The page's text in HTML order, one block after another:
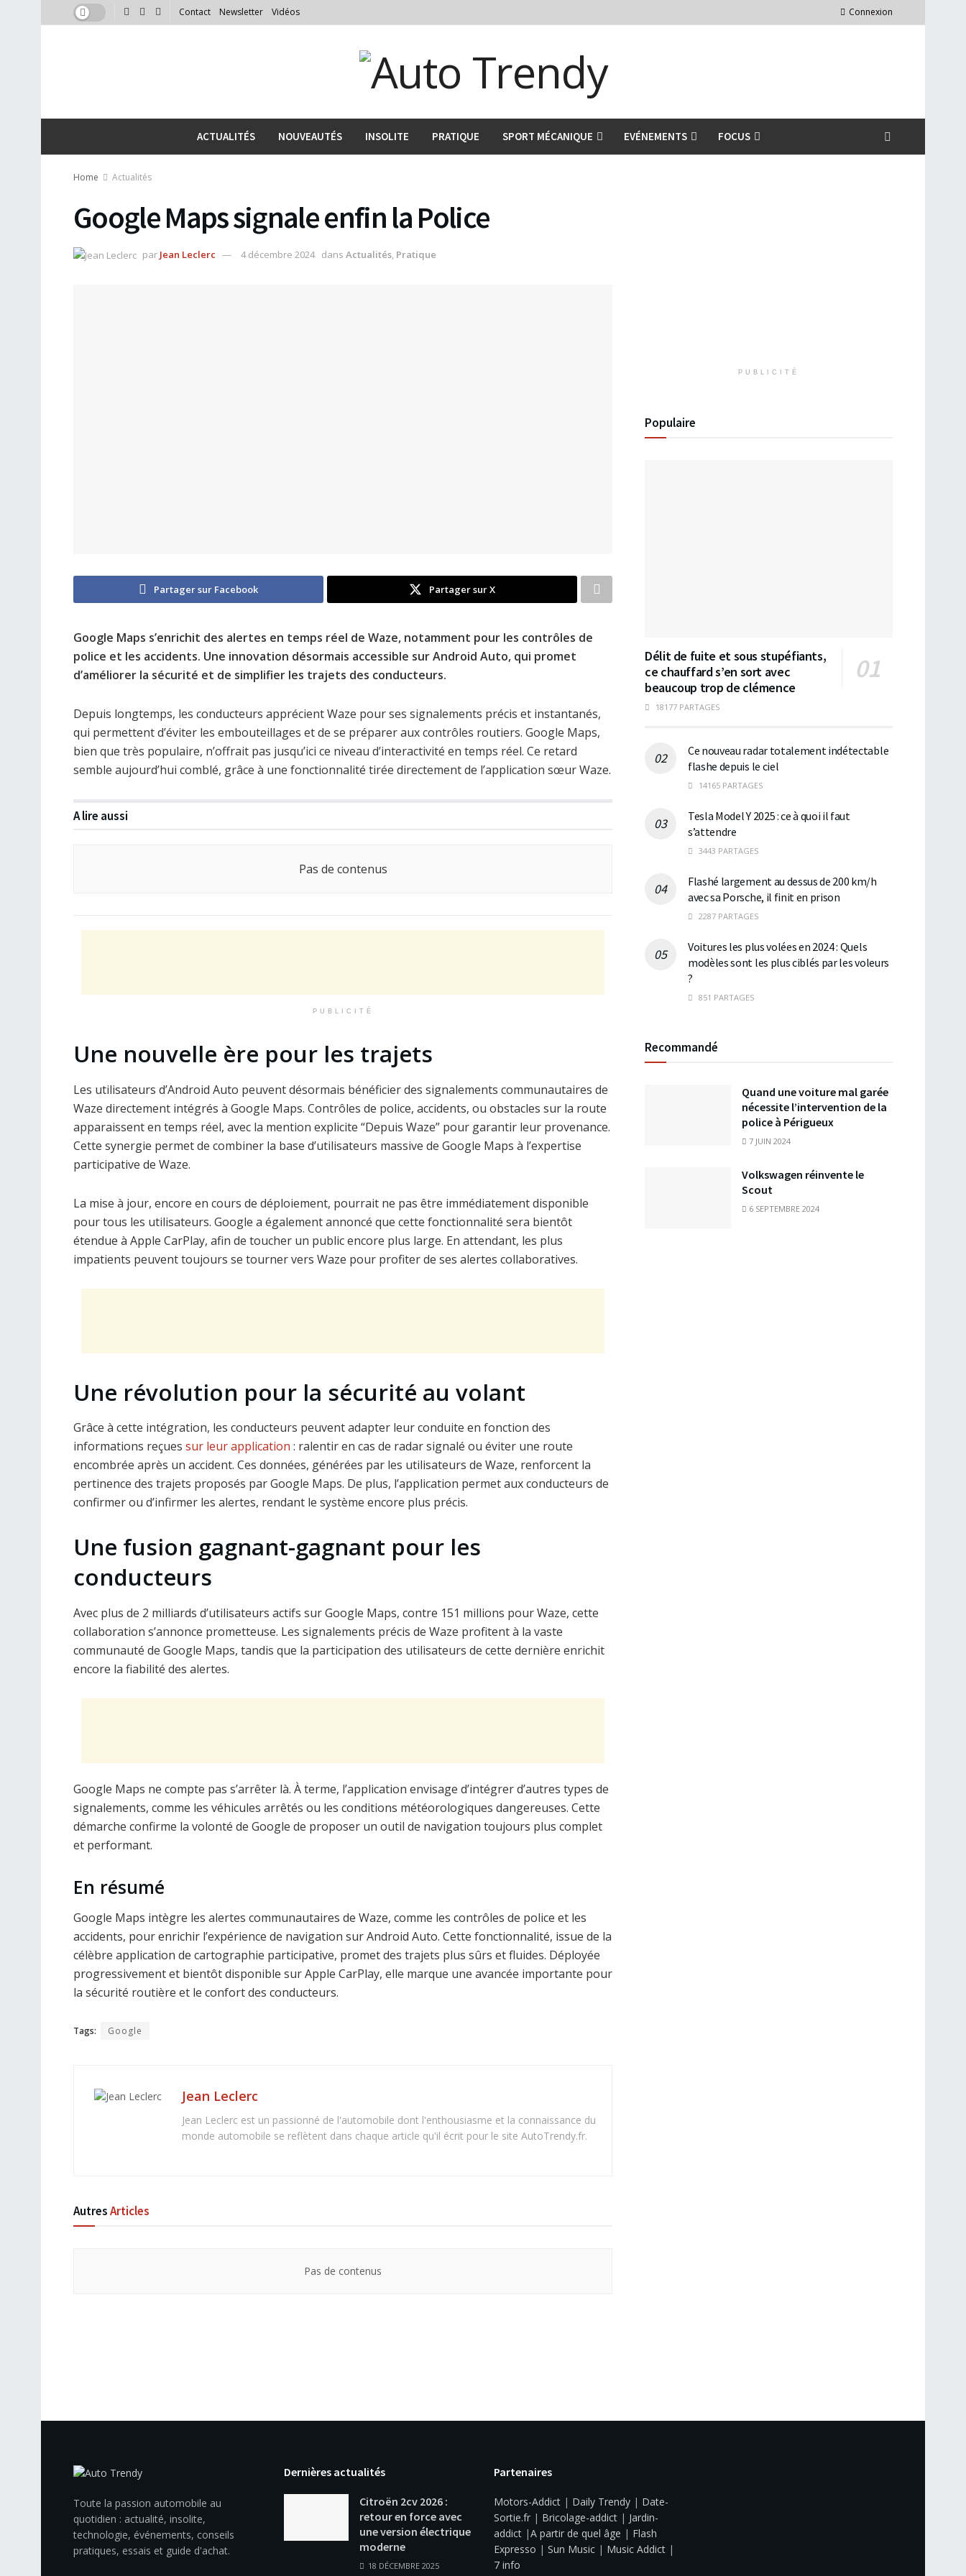
Contact Newsletter Vidéos Connexion
ACTUALITÉS NOUVEAUTÉS INSOLITE PRATIQUE SPORT MÉCANIQUE EVÉNEMENTS FOCUS
Home Actualités
Google Maps signale enfin la Police
par Jean Leclerc 4 décembre 2024 dans Actualités, Pratique
Partager sur Facebook Partager sur X
Google Maps s’enrichit des alertes en temps réel de Waze, notamment pour les contrôles de
police et les accidents. Une innovation désormais accessible sur Android Auto, qui promet
d’améliorer la sécurité et de simplifier les trajets des conducteurs.
Depuis longtemps, les conducteurs apprécient Waze pour ses signalements précis et instantanés,
qui permettent d’éviter les embouteillages et de se préparer aux contrôles routiers. Google Maps,
bien que très populaire, n’offrait pas jusqu’ici ce niveau d’interactivité en temps réel. Ce retard
semble aujourd’hui comblé, grâce à une fonctionnalité tirée directement de l’application sœur Waze.
A lire aussi
Pas de contenus
PUBLICITÉ
Une nouvelle ère pour les trajets
Les utilisateurs d’Android Auto peuvent désormais bénéficier des signalements communautaires de
Waze directement intégrés à Google Maps. Contrôles de police, accidents, ou obstacles sur la route
apparaissent en temps réel, avec la mention explicite “Depuis Waze” pour garantir leur provenance.
Cette synergie permet de combiner la base d’utilisateurs massive de Google Maps à l’expertise
participative de Waze.
La mise à jour, encore en cours de déploiement, pourrait ne pas être immédiatement disponible
pour tous les utilisateurs. Google a également annoncé que cette fonctionnalité sera bientôt
étendue à Apple CarPlay, afin de toucher un public encore plus large. En attendant, les plus
impatients peuvent toujours se tourner vers Waze pour profiter de ses alertes collaboratives.
Une révolution pour la sécurité au volant
Grâce à cette intégration, les conducteurs peuvent adapter leur conduite en fonction des
informations reçues sur leur application : ralentir en cas de radar signalé ou éviter une route
encombrée après un accident. Ces données, générées par les utilisateurs de Waze, renforcent la
pertinence des trajets proposés par Google Maps. De plus, l’application permet aux conducteurs de
confirmer ou d’infirmer les alertes, rendant le système encore plus précis.
Une fusion gagnant-gagnant pour les
conducteurs
Avec plus de 2 milliards d’utilisateurs actifs sur Google Maps, contre 151 millions pour Waze, cette
collaboration s’annonce prometteuse. Les signalements précis de Waze profitent à la vaste
communauté de Google Maps, tandis que la participation des utilisateurs de cette dernière enrichit
encore la fiabilité des alertes.
Google Maps ne compte pas s’arrêter là. À terme, l’application envisage d’intégrer d’autres types de
signalements, comme les véhicules arrêtés ou les conditions météorologiques dangereuses. Cette
démarche confirme la volonté de Google de proposer un outil de navigation toujours plus complet
et performant.
En résumé
Google Maps intègre les alertes communautaires de Waze, comme les contrôles de police et les
accidents, pour enrichir l’expérience de navigation sur Android Auto. Cette fonctionnalité, issue de la
célèbre application de cartographie participative, promet des trajets plus sûrs et fluides. Déployée
progressivement et bientôt disponible sur Apple CarPlay, elle marque une avancée importante pour
la sécurité routière et le confort des conducteurs.
Tags: Google
Jean Leclerc
Jean Leclerc est un passionné de l'automobile dont l'enthousiasme et la connaissance du
monde automobile se reflètent dans chaque article qu'il écrit pour le site AutoTrendy.fr.
AutresArticles
Pas de contenus
PUBLICITÉ
Populaire
Délit de fuite et sous stupéfiants,
ce chauffard s’en sort avec
beaucoup trop de clémence
18177 PARTAGES
Ce nouveau radar totalement indétectable
flashe depuis le ciel
14165 PARTAGES
Tesla Model Y 2025 : ce à quoi il faut
s’attendre
3443 PARTAGES
Flashé largement au dessus de 200 km/h
avec sa Porsche, il finit en prison
2287 PARTAGES
Voitures les plus volées en 2024 : Quels
modèles sont les plus ciblés par les voleurs
?
851 PARTAGES
Recommandé
Quand une voiture mal garée
nécessite l’intervention de la
police à Périgueux
7 JUIN 2024
Volkswagen réinvente le
Scout
6 SEPTEMBRE 2024
Toute la passion automobile au
quotidien : actualité, insolite,
technologie, événements, conseils
pratiques, essais et guide d'achat.
Dernières actualités
Citroën 2cv 2026 :
retour en force avec
une version électrique
moderne
18 DÉCEMBRE 2025
Partenaires
Motors-Addict | Daily Trendy | Date-
Sortie.fr | Bricolage-addict | Jardin-
addict |A partir de quel âge | Flash
Expresso | Sun Music | Music Addict |
7 info